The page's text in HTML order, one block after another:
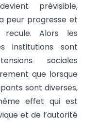
prévisible,
peur progresse et
Alors les
institutions sont
sociales
que lorsque
sont diverses,
effet qui est
et de l’autorité